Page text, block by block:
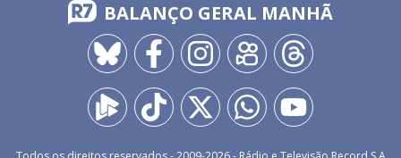
BALANÇO GERAL MANHÃ